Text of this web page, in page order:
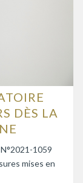
DÈS LA
1059
mises en